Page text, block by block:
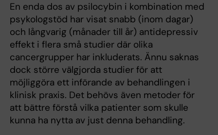
En enda dos av psilocybin i kombination med
psykologstöd har visat snabb (inom dagar)
och långvarig (månader till år) antidepressiv
effekt i flera små studier där olika
cancergrupper har inkluderats. Ännu saknas
dock större välgjorda studier för att
möjliggöra ett införande av behandlingen i
klinisk praxis. Det behövs även metoder för
att bättre förstå vilka patienter som skulle
kunna ha nytta av just denna behandling.